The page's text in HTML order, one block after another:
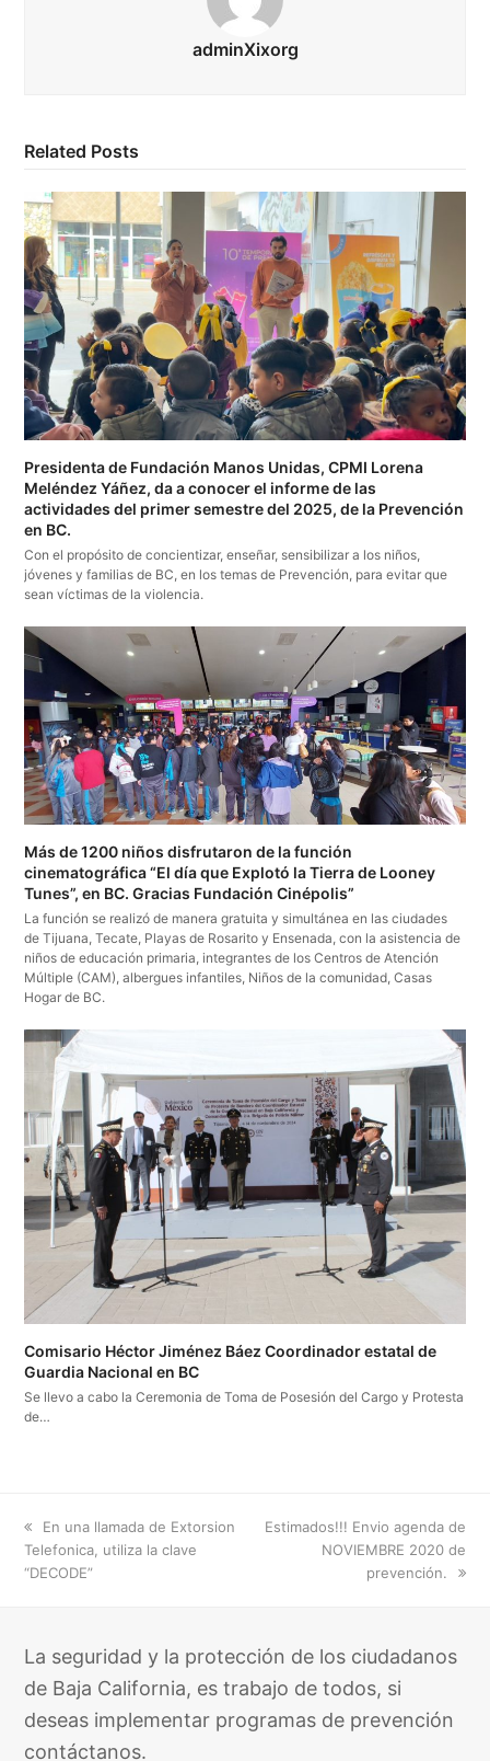
adminXixorg
Related Posts
Presidenta de Fundación Manos Unidas, CPMI Lorena
Meléndez Yáñez, da a conocer el informe de las
actividades del primer semestre del 2025, de la Prevención
en BC.
Con el propósito de concientizar, enseñar, sensibilizar a los niños,
jóvenes y familias de BC, en los temas de Prevención, para evitar que
sean víctimas de la violencia.
Más de 1200 niños disfrutaron de la función
cinematográfica “El día que Explotó la Tierra de Looney
Tunes”, en BC. Gracias Fundación Cinépolis”
La función se realizó de manera gratuita y simultánea en las ciudades
de Tijuana, Tecate, Playas de Rosarito y Ensenada, con la asistencia de
niños de educación primaria, integrantes de los Centros de Atención
Múltiple (CAM), albergues infantiles, Niños de la comunidad, Casas
Hogar de BC.
Comisario Héctor Jiménez Báez Coordinador estatal de
Guardia Nacional en BC
Se llevo a cabo la Ceremonia de Toma de Posesión del Cargo y Protesta
de…
previous
post:
En una llamada de Extorsion
Telefonica, utiliza la clave
“DECODE”
next
Estimados!!! Envio agenda de
NOVIEMBRE 2020 de
prevención.
La seguridad y la protección de los ciudadanos
de Baja California, es trabajo de todos, si
deseas implementar programas de prevención
contáctanos.